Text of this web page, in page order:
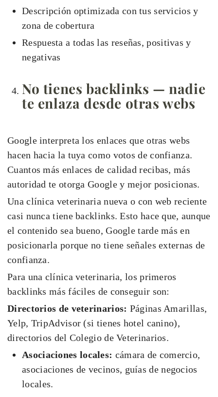
Descripción optimizada con tus servicios y
zona de cobertura
Respuesta a todas las reseñas, positivas y
negativas
No tienes backlinks — nadie
te enlaza desde otras webs
Google interpreta los enlaces que otras webs
hacen hacia la tuya como votos de confianza.
Cuantos más enlaces de calidad recibas, más
autoridad te otorga Google y mejor posicionas.
Una clínica veterinaria nueva o con web reciente
casi nunca tiene backlinks. Esto hace que, aunque
el contenido sea bueno, Google tarde más en
posicionarla porque no tiene señales externas de
confianza.
Para una clínica veterinaria, los primeros
backlinks más fáciles de conseguir son:
Directorios de veterinarios: Páginas Amarillas,
Yelp, TripAdvisor (si tienes hotel canino),
directorios del Colegio de Veterinarios.
Asociaciones locales: cámara de comercio,
asociaciones de vecinos, guías de negocios
locales.